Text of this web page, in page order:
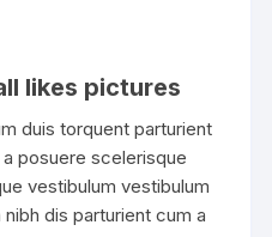
likes pictures
duis torquent parturient
posuere scelerisque
vestibulum vestibulum
dis parturient cum a